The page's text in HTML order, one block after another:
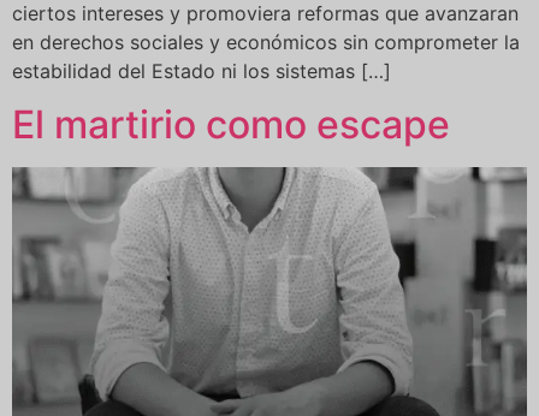
ciertos intereses y promoviera reformas que avanzaran
en derechos sociales y económicos sin comprometer la
estabilidad del Estado ni los sistemas […]
El martirio como escape